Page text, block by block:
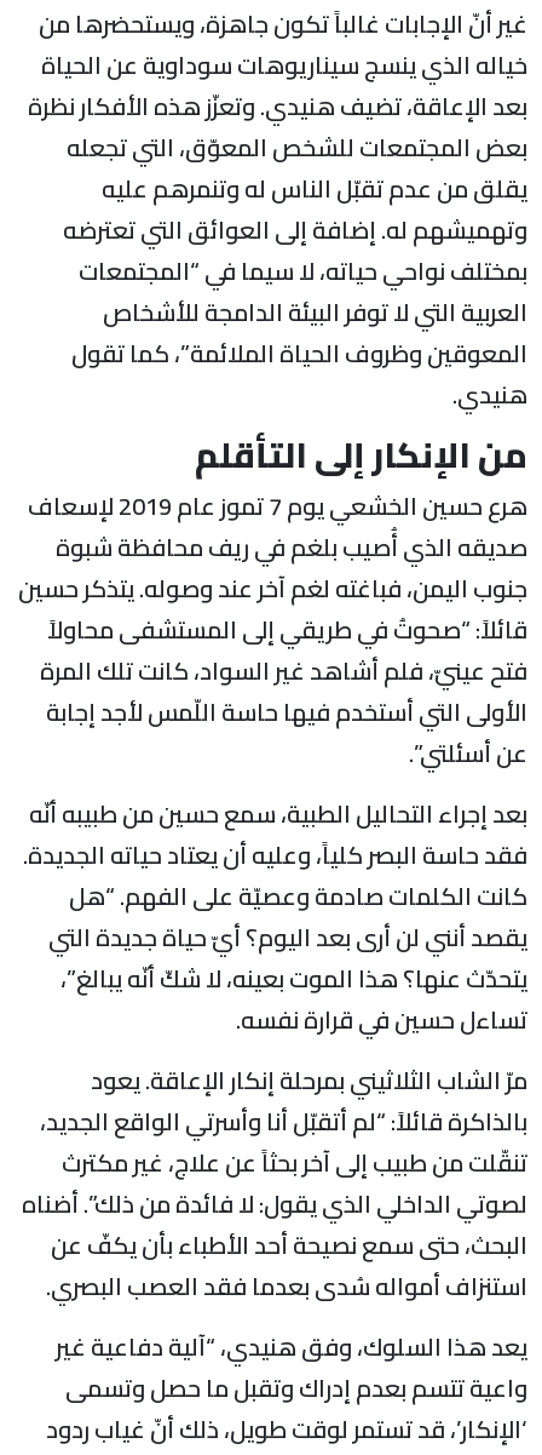
غير أنّ الإجابات غالباً تكون جاهزة، ويستحضرها من
خياله الذي ينسج سيناريوهات سوداوية عن الحياة
بعد الإعاقة، تضيف هنيدي. وتعزّز هذه الأفكار نظرة
بعض المجتمعات للشخص المعوّق، التي تجعله
يقلق من عدم تقبّل الناس له وتنمرهم عليه
وتهميشهم له. إضافة إلى العوائق التي تعترضه
بمختلف نواحي حياته، لا سيما في “المجتمعات
العربية التي لا توفر البيئة الدامجة للأشخاص
المعوقين وظروف الحياة الملائمة”، كما تقول
هنيدي.
من الإنكار إلى التأقلم
هرع حسين الخشعي يوم 7 تموز عام 2019 لإسعاف
صديقه الذي أُصيب بلغم في ريف محافظة شبوة
جنوب اليمن، فباغته لغم آخر عند وصوله. يتذكر حسين
قائلاً: “صحوتُ في طريقي إلى المستشفى محاولاً
فتح عينيّ، فلم أشاهد غير السواد، كانت تلك المرة
الأولى التي أستخدم فيها حاسة اللّمس لأجد إجابة
عن أسئلتي”.
بعد إجراء التحاليل الطبية، سمع حسين من طبيبه أنّه
فقد حاسة البصر كلياً، وعليه أن يعتاد حياته الجديدة.
كانت الكلمات صادمة وعصيّة على الفهم. “هل
يقصد أنني لن أرى بعد اليوم؟ أيّ حياة جديدة التي
يتحدّث عنها؟ هذا الموت بعينه، لا شكّ أنّه يبالغ”،
تساءل حسين في قرارة نفسه.
مرّ الشاب الثلاثيني بمرحلة إنكار الإعاقة. يعود
بالذاكرة قائلاً: “لم أتقبّل أنا وأسرتي الواقع الجديد،
تنقّلت من طبيب إلى آخر بحثاً عن علاج، غير مكترث
لصوتي الداخلي الذي يقول: لا فائدة من ذلك”. أضناه
البحث، حتى سمع نصيحة أحد الأطباء بأن يكفّ عن
استنزاف أمواله سُدى بعدما فقد العصب البصري.
يعد هذا السلوك، وفق هنيدي، “آلية دفاعية غير
واعية تتسم بعدم إدراك وتقبل ما حصل وتسمى
‘الإنكار’، قد تستمر لوقت طويل، ذلك أنّ غياب ردود